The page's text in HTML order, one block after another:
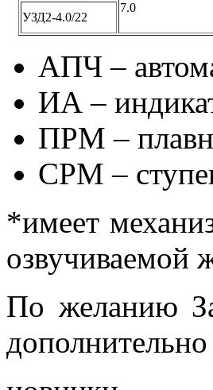
7.0
УЗД2-4.0/22
АПЧ –
ИА –
ПРМ –
СРМ –
*имеет
озвучиваемой
По желанию